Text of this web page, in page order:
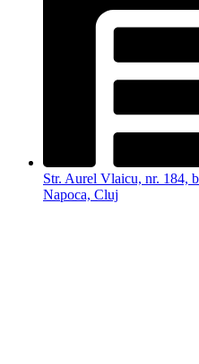
Str. Aurel Vlaicu, nr. 184,
Napoca, Cluj